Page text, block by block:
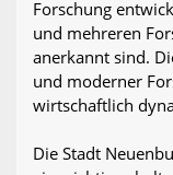
Forschung
und mehreren
anerkannt sind.
und moderner
wirtschaftlich
Die Stadt